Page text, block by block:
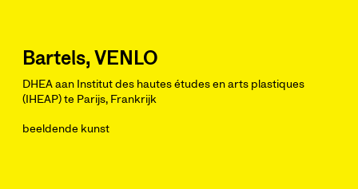
Bartels, VENLO
DHEA aan Institut des hautes études en arts plastiques
(IHEAP) te Parijs, Frankrijk
beeldende kunst